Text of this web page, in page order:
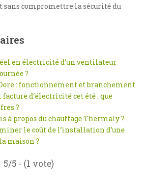
sans compromettre la sécurité du
en électricité d’un ventilateur
?
: fonctionnement et branchement
d’électricité cet été : que
?
à propos du chauffage Thermaly ?
le coût de l’installation d’une
maison ?
5/5 - (1 vote)